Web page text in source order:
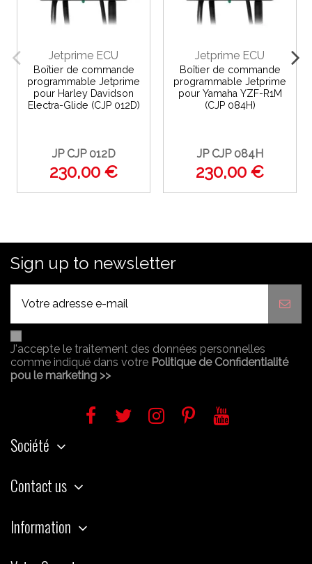
Jetprime ECU
Boîtier de commande
programmable Jetprime
pour Harley Davidson
Electra-Glide (CJP 012D)
JP CJP 012D
230,00 €
Jetprime ECU
Boîtier de commande
programmable Jetprime
pour Yamaha YZF-R1M
(CJP 084H)
JP CJP 084H
230,00 €
Sign up to newsletter
J'accepte le traitement des données personnelles
comme indiqué dans votre Politique de Confidentialité
pou le marketing >>
Société
Contact us
Information